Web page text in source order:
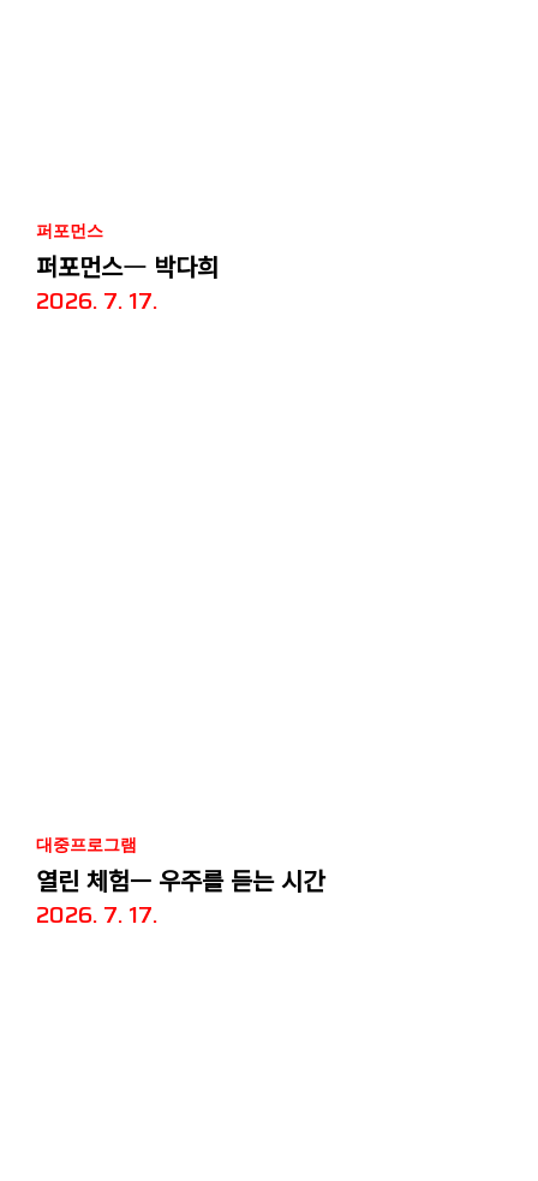
퍼포먼스
퍼포먼스― 박다희
2026. 7. 17.
대중프로그램
열린 체험— 우주를 듣는 시간
2026. 7. 17.